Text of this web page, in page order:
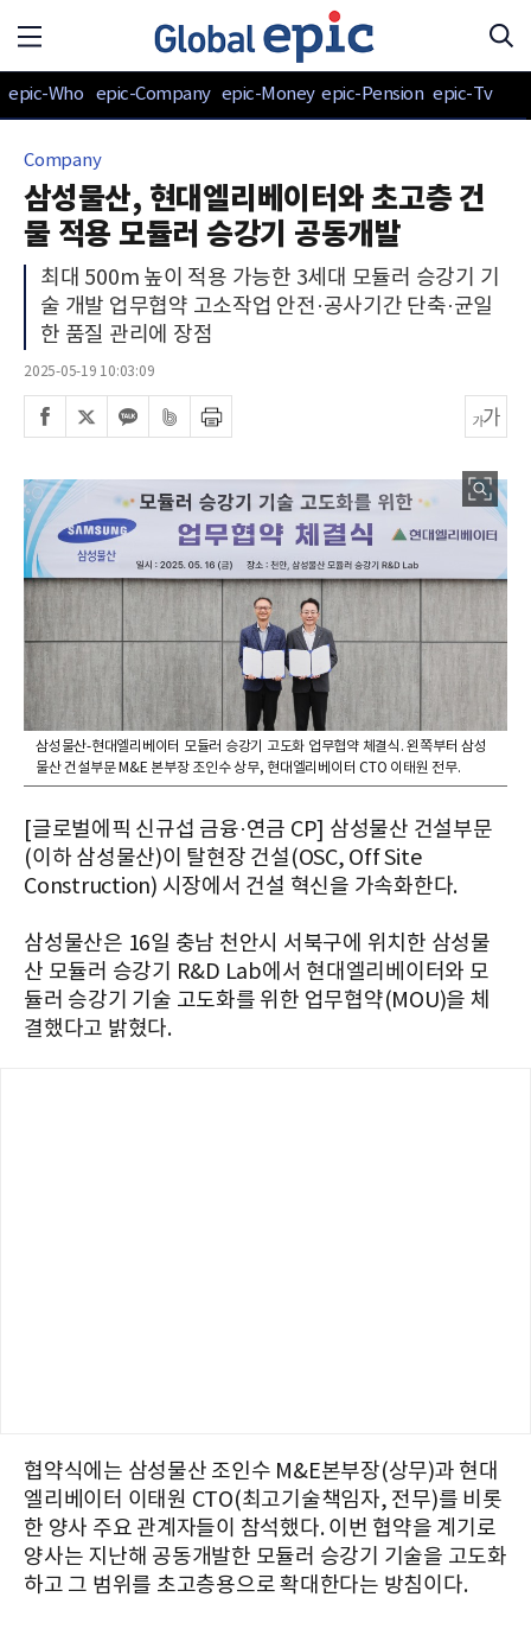
epic-Who epic-Company epic-Money epic-Pension epic-Tv
Company
삼성물산, 현대엘리베이터와 초고층 건
물 적용 모듈러 승강기 공동개발
최대 500m 높이 적용 가능한 3세대 모듈러 승강기 기
술 개발 업무협약 고소작업 안전·공사기간 단축·균일
한 품질 관리에 장점
2025-05-19 10:03:09
삼성물산-현대엘리베이터 모듈러 승강기 고도화 업무협약 체결식. 왼쪽부터 삼성
물산 건설부문 M&E 본부장 조인수 상무, 현대엘리베이터 CTO 이태원 전무.
[글로벌에픽 신규섭 금융·연금 CP] 삼성물산 건설부문
(이하 삼성물산)이 탈현장 건설(OSC, Off Site
Construction) 시장에서 건설 혁신을 가속화한다.
삼성물산은 16일 충남 천안시 서북구에 위치한 삼성물
산 모듈러 승강기 R&D Lab에서 현대엘리베이터와 모
듈러 승강기 기술 고도화를 위한 업무협약(MOU)을 체
결했다고 밝혔다.
협약식에는 삼성물산 조인수 M&E본부장(상무)과 현대
엘리베이터 이태원 CTO(최고기술책임자, 전무)를 비롯
한 양사 주요 관계자들이 참석했다. 이번 협약을 계기로
양사는 지난해 공동개발한 모듈러 승강기 기술을 고도화
하고 그 범위를 초고층용으로 확대한다는 방침이다.